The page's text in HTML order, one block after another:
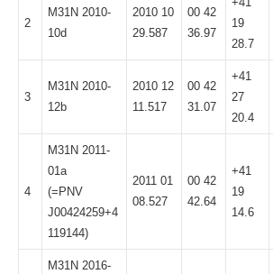
2
M31N 2010-
10d
2010 10
29.587
00 42
36.97
19
28.7
3
M31N 2010-
12b
2010 12
11.517
00 42
31.07
+41
27
20.4
4
M31N 2011-
01a
(=PNV
J00424259+4
119144)
2011 01
08.527
00 42
42.64
+41
19
14.6
M31N 2016-